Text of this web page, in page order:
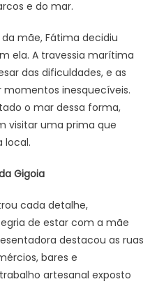
e do mar.
mãe, Fátima decidiu
ela. A travessia marítima
das dificuldades, e as
inesquecíveis.
o mar dessa forma,
visitar uma prima que
local.
Gigoia
cada detalhe,
de estar com a mãe
destacou as ruas
bares e
artesanal exposto